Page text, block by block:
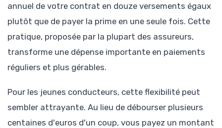
annuel de votre contrat en douze versements égaux
plutôt que de payer la prime en une seule fois. Cette
pratique, proposée par la plupart des assureurs,
transforme une dépense importante en paiements
réguliers et plus gérables.
Pour les jeunes conducteurs, cette flexibilité peut
sembler attrayante. Au lieu de débourser plusieurs
centaines d'euros d'un coup, vous payez un montant